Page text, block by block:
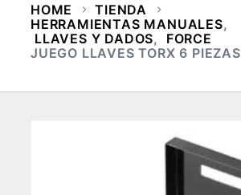
HOME
TIENDA
HERRAMIENTAS MANUALES,
LLAVES Y DADOS,
FORCE
JUEGO LLAVES TORX 6 PIEZAS